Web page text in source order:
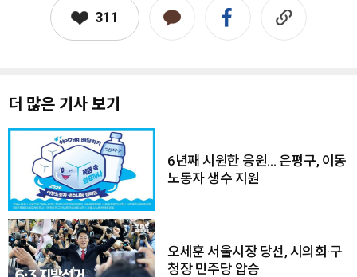
311
더 많은 기사 보기
6년째 시원한 응원… 은평구, 이동
노동자 생수 지원
오세훈 서울시장 당선, 시의회·구
청장 민주당 압승